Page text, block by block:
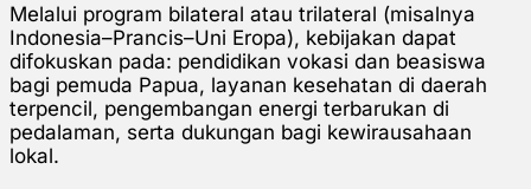
Melalui program bilateral atau trilateral (misalnya
Indonesia–Prancis–Uni Eropa), kebijakan dapat
difokuskan pada: pendidikan vokasi dan beasiswa
bagi pemuda Papua, layanan kesehatan di daerah
terpencil, pengembangan energi terbarukan di
pedalaman, serta dukungan bagi kewirausahaan
lokal.